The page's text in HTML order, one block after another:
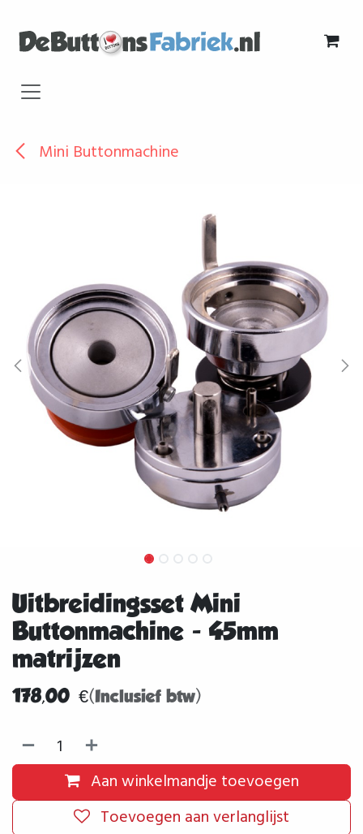
Mini Buttonmachine
Uitbreidingsset Mini
Buttonmachine - 45mm
matrijzen
178,00 €(Inclusief btw)
Aan winkelmandje toevoegen
Toevoegen aan verlanglijst